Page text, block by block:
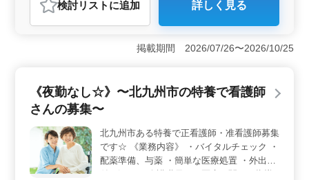
おすすめポイント
＜シニア世代歓迎＞ 北九州市八幡西区楠橋南に位置す
る老健施設での看護師募集です。60代の女性が活躍する
職場で、経験を活かして楽しく働けます。週休2日制と年
の健康や生活支援に関する業務を担当します。バイタル
チェックや医療処置、食事や排泄の補助、入浴の介助な
ションの補助もあり、患者様の笑顔あふれる生活をサポ
ートします。 ＜シニア世代活躍中＞ 60代の女性が
活躍している職場で、経験豊富な方を歓迎します。年齢
に関係なく、経験やスキルを活かして活躍できる環境で
検討リスト に追加 詳しく見る
掲載期間 2026/07/26〜2026/10/25
《夜勤なし☆》〜北九州市の特養で看護師
さんの募集〜
北九州市ある特養で正看護師・准看護師募集
です☆ 《業務内容》 ・バイタルチェック ・
配薬準備、与薬 ・簡単な医療処置 ・外出の